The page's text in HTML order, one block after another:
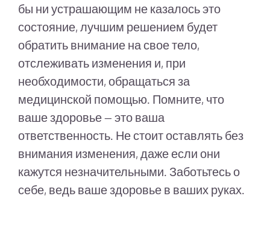
бы ни устрашающим не казалось это
состояние, лучшим решением будет
обратить внимание на свое тело,
отслеживать изменения и, при
необходимости, обращаться за
медицинской помощью. Помните, что
ваше здоровье — это ваша
ответственность. Не стоит оставлять без
внимания изменения, даже если они
кажутся незначительными. Заботьтесь о
себе, ведь ваше здоровье в ваших руках.